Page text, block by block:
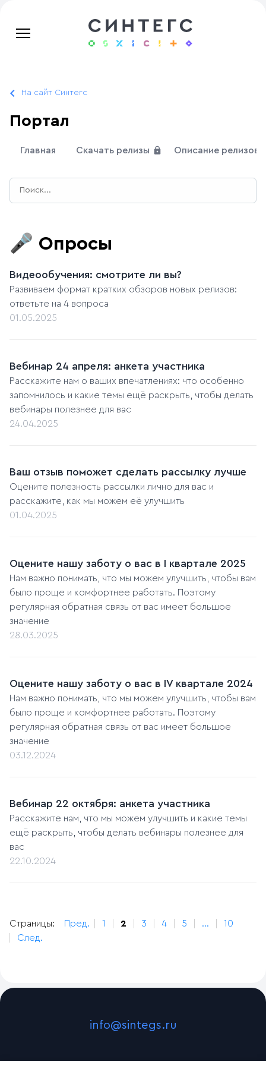
На сайт Синтегс
Портал
Главная Скачать релизы Описание релизов
🎤 Опросы
Видеообучения: смотрите ли вы?
Развиваем формат кратких обзоров новых релизов:
ответьте на 4 вопроса
01.05.2025
Вебинар 24 апреля: анкета участника
Расскажите нам о ваших впечатлениях: что особенно
запомнилось и какие темы ещё раскрыть, чтобы делать
вебинары полезнее для вас
24.04.2025
Ваш отзыв поможет сделать рассылку лучше
Оцените полезность рассылки лично для вас и
расскажите, как мы можем её улучшить
01.04.2025
Оцените нашу заботу о вас в I квартале 2025
Нам важно понимать, что мы можем улучшить, чтобы вам
было проще и комфортнее работать. Поэтому
регулярная обратная связь от вас имеет большое
значение
28.03.2025
Оцените нашу заботу о вас в IV квартале 2024
Нам важно понимать, что мы можем улучшить, чтобы вам
было проще и комфортнее работать. Поэтому
регулярная обратная связь от вас имеет большое
значение
03.12.2024
Вебинар 22 октября: анкета участника
Расскажите нам, что мы можем улучшить и какие темы
ещё раскрыть, чтобы делать вебинары полезнее для
вас
22.10.2024
Страницы: Пред. 1 2 3 4 5 ...
10
След.
info@sintegs.ru